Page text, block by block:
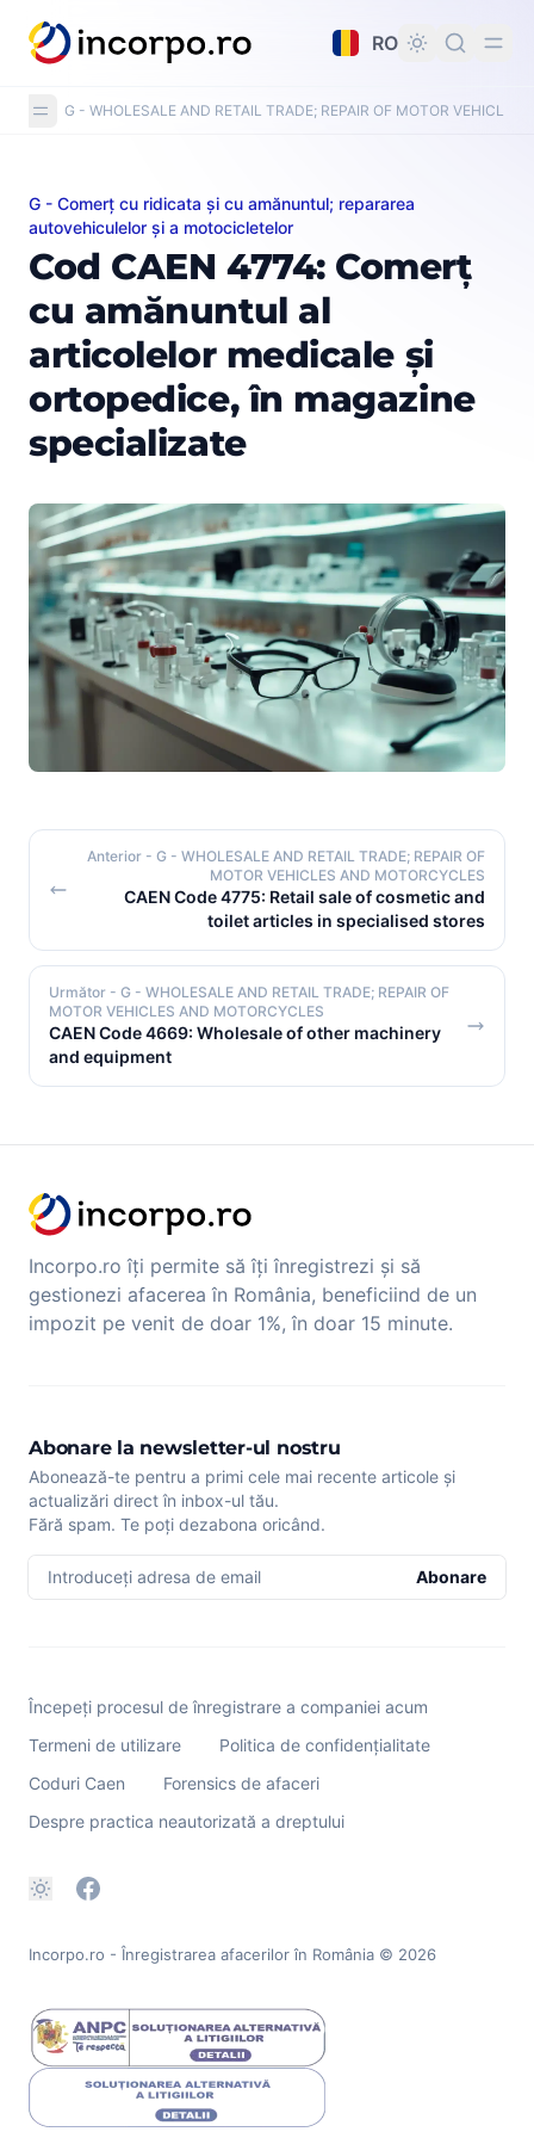
principal
RO
G - WHOLESALE AND RETAIL TRADE; REPAIR OF MOTOR VEHICLES
Cod CAEN 4774: Comerț cu amănuntul al articolelor
G - Comerț cu ridicata și cu amănuntul; repararea
autovehiculelor și a motocicletelor
Cod CAEN 4774: Comerț
cu amănuntul al
articolelor medicale și
ortopedice, în magazine
specializate
Anterior - G - WHOLESALE AND RETAIL TRADE; REPAIR OF
MOTOR VEHICLES AND MOTORCYCLES
CAEN Code 4775: Retail sale of cosmetic and
toilet articles in specialised stores
Următor - G - WHOLESALE AND RETAIL TRADE; REPAIR OF
MOTOR VEHICLES AND MOTORCYCLES
CAEN Code 4669: Wholesale of other machinery
and equipment
Incorpo.ro îți permite să îți înregistrezi și să
gestionezi afacerea în România, beneficiind de un
impozit pe venit de doar 1%, în doar 15 minute.
Abonare la newsletter-ul nostru
Abonează-te pentru a primi cele mai recente articole și
actualizări direct în inbox-ul tău.
Fără spam. Te poți dezabona oricând.
Introduceți adresa de email Abonare
Începeți procesul de înregistrare a companiei acum
Termeni de utilizare
Politica de confidențialitate
Coduri Caen
Forensics de afaceri
Despre practica neautorizată a dreptului
Incorpo.ro - Înregistrarea afacerilor în România © 2026